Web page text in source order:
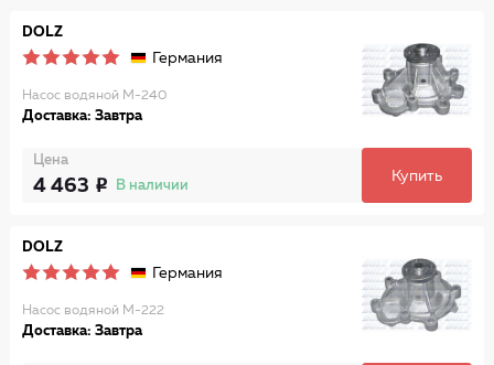
DOLZ
Германия
Насос водяной M-240
Доставка: Завтра
Цена
4 463 В наличии
Купить
DOLZ
Германия
Насос водяной M-222
Доставка: Завтра